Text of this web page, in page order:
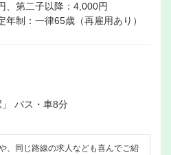
、第二子以降：4,000円
制：一律65歳（再雇用あり）
」 バス・車8分
、同じ路線の求人なども喜んでご紹